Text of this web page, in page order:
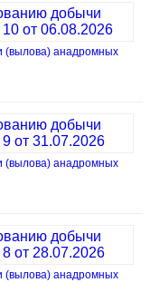
(вылова) анадромных
(вылова) анадромных
(вылова) анадромных